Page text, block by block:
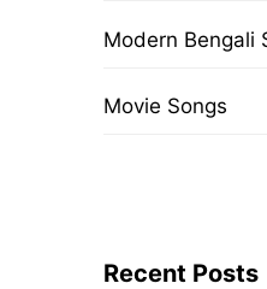
Modern Bengali
Movie Songs
Recent Posts